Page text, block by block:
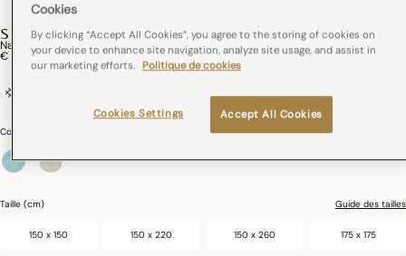
SYRACUSE
Nappe Enduite Syracuse Coton
€ 159,00
Couleurs :
Taille (cm) Guide des tailles
150 x 150 150 x 220 150 x 260 175 x 175
Cookies
By clicking “Accept All Cookies”, you agree to the storing of cookies on
your device to enhance site navigation, analyze site usage, and assist in
our marketing efforts. Politique de cookies
Accept All Cookies
Cookies Settings